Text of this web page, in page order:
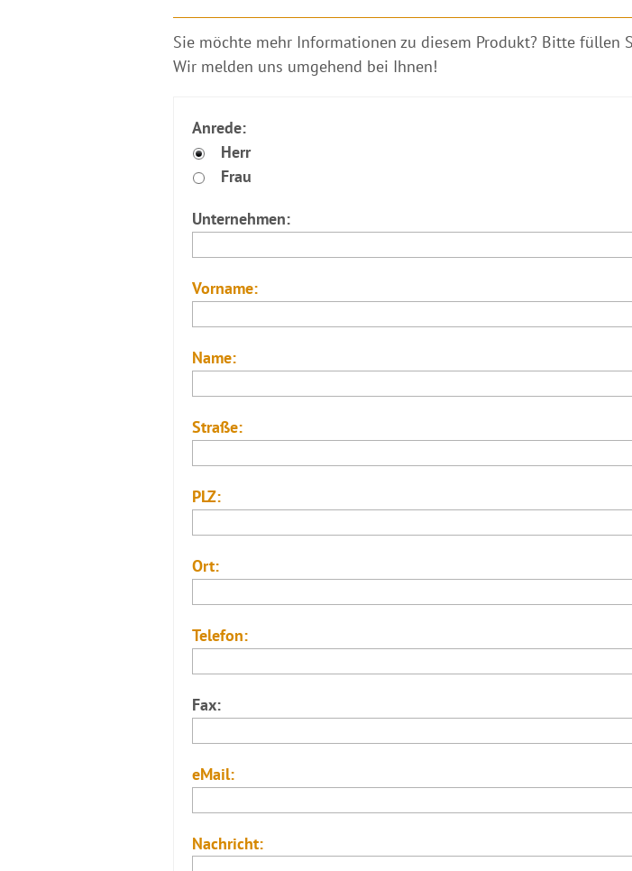
​Sie möchte mehr Informationen zu diesem Produkt? Bitte füllen
Wir melden uns umgehend bei Ihnen!
Anrede:
Herr
Frau
Unternehmen:
Vorname:
Name:
Straße:
PLZ:
Ort:
Telefon:
Fax:
eMail:
Nachricht: